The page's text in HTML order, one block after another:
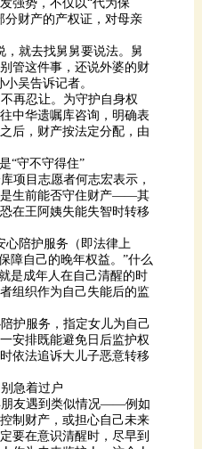
吴告诉记者。
“守不守得住”
急着过户